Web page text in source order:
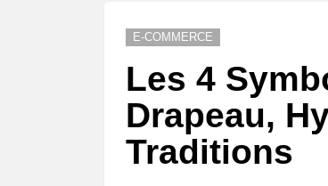
E-COMMERCE
Les 4
Drapeau,
Traditions